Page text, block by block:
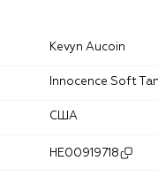
Kevyn Aucoin
Innocence Soft
США
HE00919718